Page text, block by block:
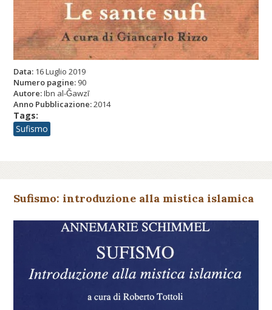
Data: 16 Luglio 2019
Numero pagine: 90
Autore:Ibn al-Ǧawzī
Anno Pubblicazione:2014
Tags:
Sufismo
Sufismo: introduzione alla mistica islamica